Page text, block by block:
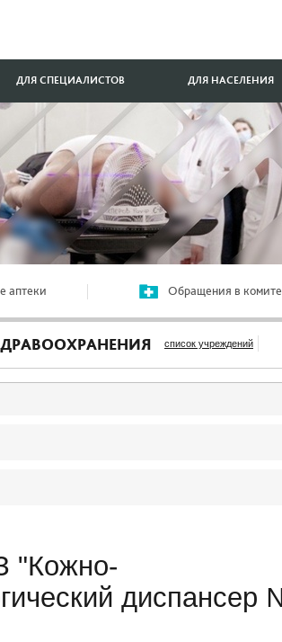
ДЛЯ СПЕЦИАЛИСТОВ ДЛЯ НАСЕЛЕНИЯ
аптеки Обращения в
список учреждений
"Кожно-
диспансер